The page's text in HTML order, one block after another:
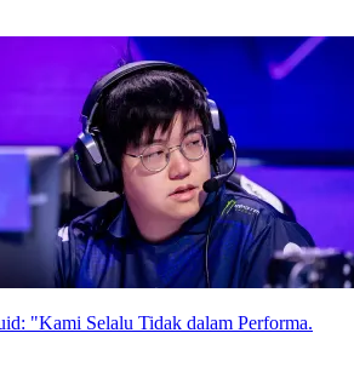
"Kami Selalu Tidak dalam Performa.